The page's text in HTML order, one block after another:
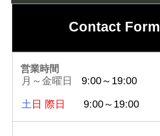
Contact Form
営業時間
月～金曜日 9:00～19:00
土 日 際日 9:00～19:00